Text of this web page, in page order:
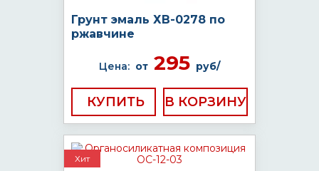
Грунт эмаль ХВ-0278 по
ржавчине
Цена: от 295 руб/
КУПИТЬ
Хит